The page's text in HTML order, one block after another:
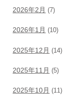
2026年2月 (7)
2026年1月 (10)
2025年12月 (14)
2025年11月 (5)
2025年10月 (11)